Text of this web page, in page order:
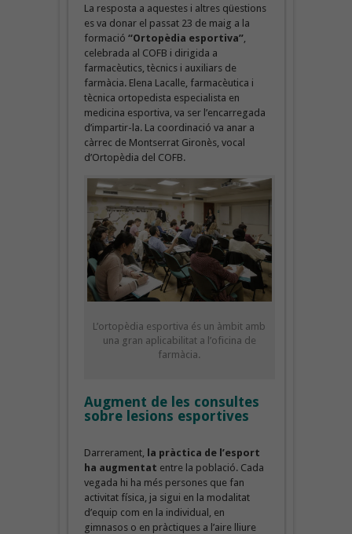
La resposta a aquestes i altres qüestions
es va donar el passat 23 de maig a la
formació “Ortopèdia esportiva”,
celebrada al COFB i dirigida a
farmacèutics, tècnics i auxiliars de
farmàcia. Elena Lacalle, farmacèutica i
tècnica ortopedista especialista en
medicina esportiva, va ser l’encarregada
d’impartir-la. La coordinació va anar a
càrrec de Montserrat Gironès, vocal
d’Ortopèdia del COFB.
L’ortopèdia esportiva és un àmbit amb
una gran aplicabilitat a l’oficina de
farmàcia.
Augment de les consultes
sobre lesions esportives
Darrerament, la pràctica de l’esport
ha augmentat entre la població. Cada
vegada hi ha més persones que fan
activitat física, ja sigui en la modalitat
d’equip com en la individual, en
gimnasos o en pràctiques a l’aire lliure